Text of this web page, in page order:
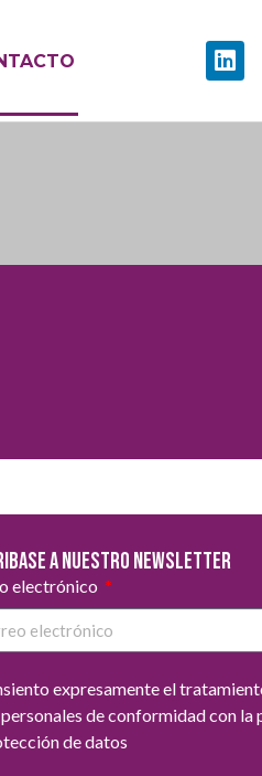
a nuestro newsletter
electrónico
expresamente el
de conformidad con la
de datos